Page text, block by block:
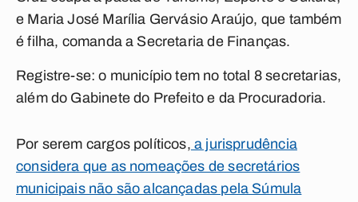
e Maria José Marília Gervásio Araújo, que também
é filha, comanda a Secretaria de Finanças.
Registre-se: o município tem no total 8 secretarias,
além do Gabinete do Prefeito e da Procuradoria.
Por serem cargos políticos, a jurisprudência
considera que as nomeações de secretários
municipais não são alcançadas pela Súmula